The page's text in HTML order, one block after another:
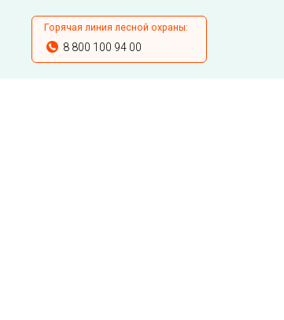
Горячая линия лесной охраны:
8 800 100 94 00